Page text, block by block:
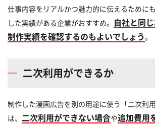
仕事内容をリアルかつ魅力的に伝えるために
した実績がある企業がおすすめ。 自社と同
制作実績を確認するのもよいでしょう。
二次利用ができるか
制作した漫画広告を別の用途に使う「二次利
は、 二次利用ができない場合や追加費用